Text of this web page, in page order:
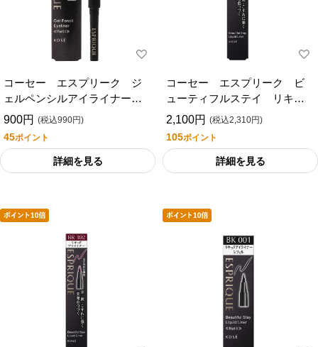
コーセー エスプリーク ジ
ェルペンシルアイライナーレ
フィルＢＲ３００ブラウン
900円 (税込990円)
45ポイント
詳細を見る
コーセー エスプリーク ビ
ューティフルステイ リキッ
ドライナー ３０１
2,100円 (税込2,310円)
105ポイント
詳細を見る